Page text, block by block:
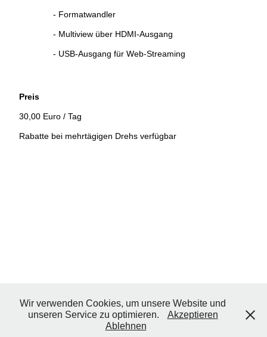
- Formatwandler
- Multiview über HDMI-Ausgang
- USB-Ausgang für Web-Streaming
Preis
30,00 Euro / Tag
Rabatte bei mehrtägigen Drehs verfügbar
Wir verwenden Cookies, um unsere Website und
unseren Service zu optimieren.
Akzeptieren
Ablehnen